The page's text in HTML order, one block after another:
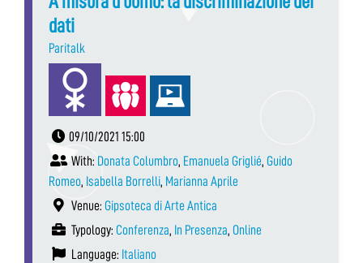
dati
Paritalk
09/10/2021 15:00
With: Donata Columbro, Emanuela Griglié, Guido
Romeo, Isabella Borrelli, Marianna Aprile
Venue: Gipsoteca di Arte Antica
Typology: Conferenza, In Presenza, Online
Language: Italiano